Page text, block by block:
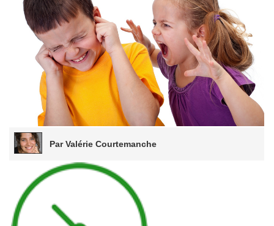
Par Valérie Courtemanche